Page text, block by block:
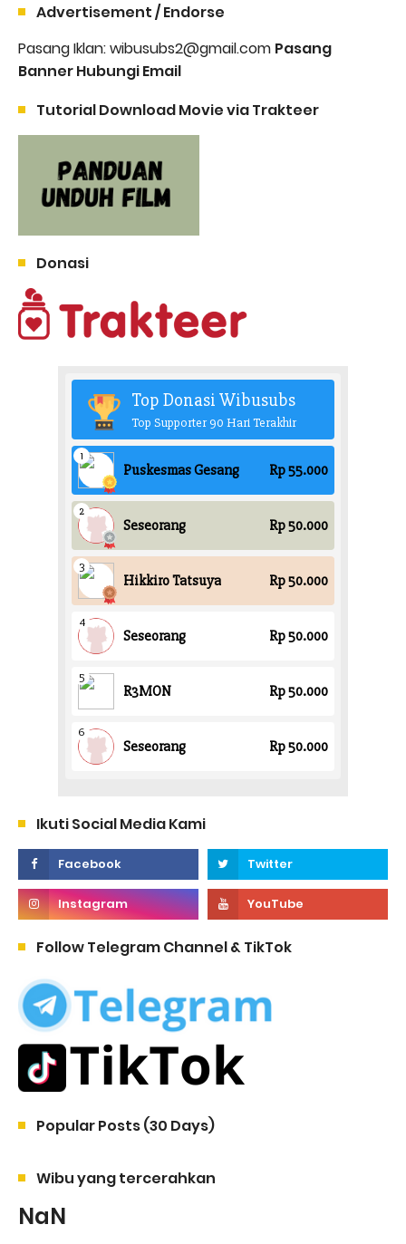
Advertisement / Endorse
Pasang Iklan: wibusubs2@gmail.com Pasang
Banner Hubungi Email
Tutorial Download Movie via Trakteer
Donasi
Ikuti Social Media Kami
Follow Telegram Channel & TikTok
Popular Posts (30 Days)
Wibu yang tercerahkan
NaN